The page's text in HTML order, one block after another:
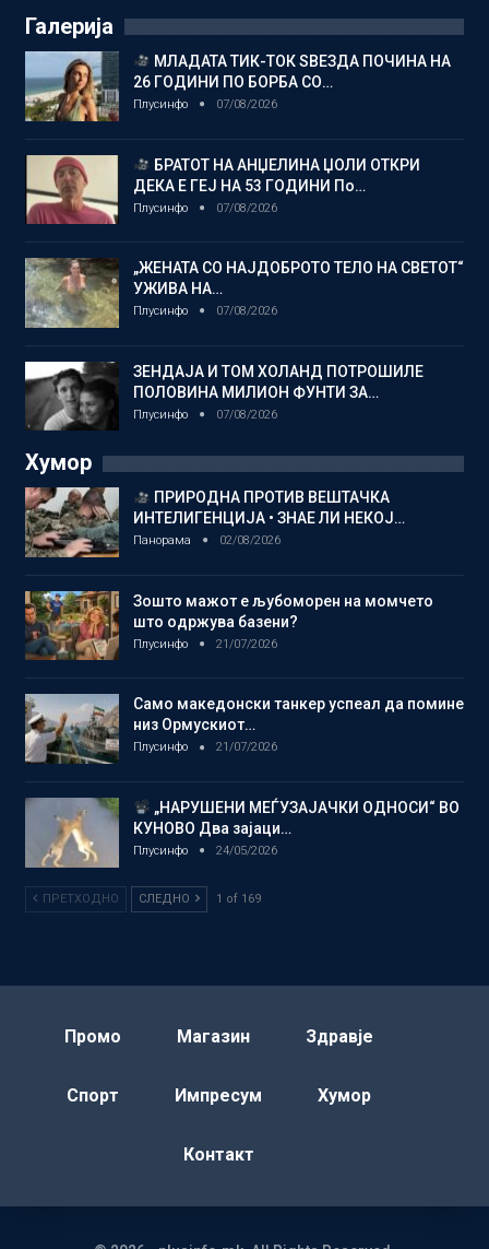
Галерија
МЛАДАТА ТИК-ТОК ЅВЕЗДА ПОЧИНА НА
26 ГОДИНИ ПО БОРБА СО…
Плусинфо 07/08/2026
БРАТОТ НА АНЏЕЛИНА ЏОЛИ ОТКРИ
ДЕКА Е ГЕЈ НА 53 ГОДИНИ По…
Плусинфо 07/08/2026
„ЖЕНАТА СО НАЈДОБРОТО ТЕЛО НА СВЕТОТ“
УЖИВА НА…
Плусинфо 07/08/2026
ЗЕНДАЈА И ТОМ ХОЛАНД ПОТРОШИЛЕ
ПОЛОВИНА МИЛИОН ФУНТИ ЗА…
Плусинфо 07/08/2026
Хумор
ПРИРОДНА ПРОТИВ ВЕШТАЧКА
ИНТЕЛИГЕНЦИЈА • ЗНАЕ ЛИ НЕКОЈ…
Панорама 02/08/2026
Зошто мажот е љубоморен на момчето
што одржува базени?
Плусинфо 21/07/2026
Само македонски танкер успеал да помине
низ Ормускиот…
Плусинфо 21/07/2026
„НАРУШЕНИ МЕЃУЗАЈАЧКИ ОДНОСИ“ ВО
КУНОВО Два зајаци…
Плусинфо 24/05/2026
ПРЕТХОДНО СЛЕДНО 1 of 169
Промо Магазин Здравје
Спорт Импресум Хумор
Контакт